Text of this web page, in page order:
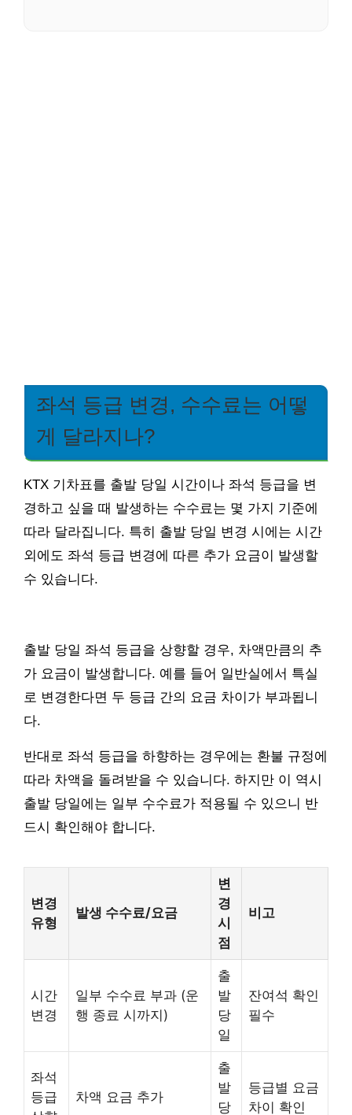
좌석 등급 변경, 수수료는 어떻
게 달라지나?
KTX 기차표를 출발 당일 시간이나 좌석 등급을 변
경하고 싶을 때 발생하는 수수료는 몇 가지 기준에
따라 달라집니다. 특히 출발 당일 변경 시에는 시간
외에도 좌석 등급 변경에 따른 추가 요금이 발생할
수 있습니다.
출발 당일 좌석 등급을 상향할 경우, 차액만큼의 추
가 요금이 발생합니다. 예를 들어 일반실에서 특실
로 변경한다면 두 등급 간의 요금 차이가 부과됩니
다.
반대로 좌석 등급을 하향하는 경우에는 환불 규정에
따라 차액을 돌려받을 수 있습니다. 하지만 이 역시
출발 당일에는 일부 수수료가 적용될 수 있으니 반
드시 확인해야 합니다.
변경
유형
발생 수수료/요금
변
경
시
점
비고
시간
변경
일부 수수료 부과 (운
행 종료 시까지)
출
발
당
일
잔여석 확인
필수
좌석
등급
차액 요금 추가
출
발
당
등급별 요금
차이 확인